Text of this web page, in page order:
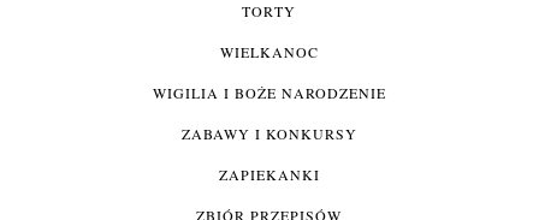
TORTY
WIELKANOC
WIGILIA I BOŻE NARODZENIE
ZABAWY I KONKURSY
ZAPIEKANKI
ZBIÓR PRZEPISÓW